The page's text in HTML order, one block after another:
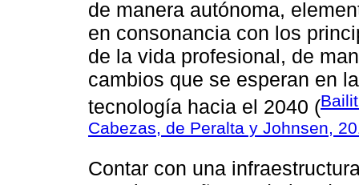
de manera autónoma,
en consonancia con los
de la vida profesional, de
cambios que se esperan en
tecnología hacia el 2040 (
Cabezas, de Peralta y Johnsen,
Contar con una